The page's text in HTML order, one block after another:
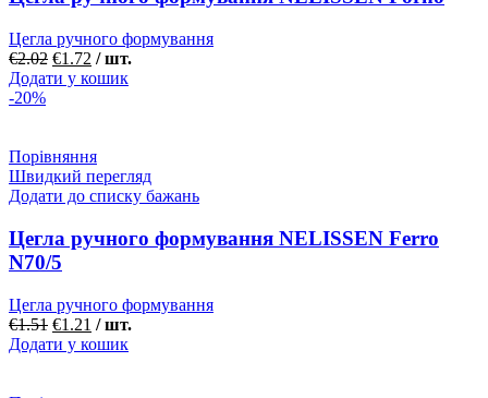
Цегла ручного формування
€2.02 €1.72 / шт.
Додати у кошик
-20%
Порівняння
Швидкий перегляд
Додати до списку бажань
Цегла ручного формування NELISSEN Ferro
N70/5
Цегла ручного формування
€1.51 €1.21 / шт.
Додати у кошик